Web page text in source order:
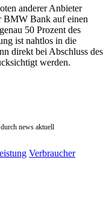
anderer Anbieter
BMW Bank auf einen
50 Prozent des
ist nahtlos in die
direkt bei Abschluss des
werden.
news aktuell
Verbraucher